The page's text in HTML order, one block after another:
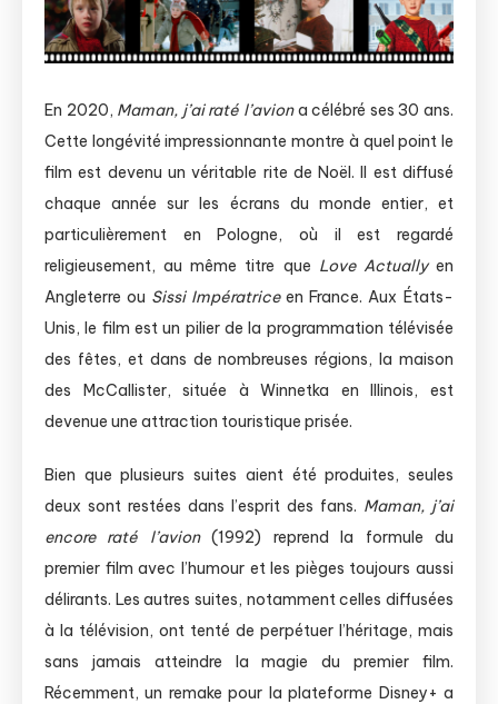
En 2020, Maman, j’ai raté l’aviona célébré ses 30 ans.
Cette longévité impressionnante montre à quel point le
film est devenu un véritable rite de Noël. Il est diffusé
chaque année sur les écrans du monde entier, et
particulièrement en Pologne, où il est regardé
religieusement, au même titre que Love Actuallyen
Angleterre ou Sissi Impératriceen France. Aux États-
Unis, le film est un pilier de la programmation télévisée
des fêtes, et dans de nombreuses régions, la maison
des McCallister, située à Winnetka en Illinois, est
devenue une attraction touristique prisée.
Bien que plusieurs suites aient été produites, seules
deux sont restées dans l’esprit des fans. Maman, j’ai
encore raté l’avion(1992) reprend la formule du
premier film avec l’humour et les pièges toujours aussi
délirants. Les autres suites, notamment celles diffusées
à la télévision, ont tenté de perpétuer l’héritage, mais
sans jamais atteindre la magie du premier film.
Récemment, un remake pour la plateforme Disney+ a